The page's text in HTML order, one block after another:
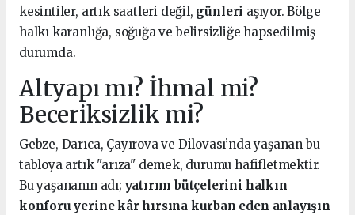
kesintiler, artık saatleri değil, günleri aşıyor. Bölge
halkı karanlığa, soğuğa ve belirsizliğe hapsedilmiş
durumda.
Altyapı mı? İhmal mi?
Beceriksizlik mi?
Gebze, Darıca, Çayırova ve Dilovası’nda yaşanan bu
tabloya artık "arıza" demek, durumu hafifletmektir.
Bu yaşananın adı; yatırım bütçelerini halkın
konforu yerine kâr hırsına kurban eden anlayışın